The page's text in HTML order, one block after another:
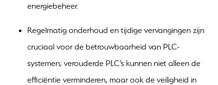
energiebeheer.
Regelmatig onderhoud en tijdige vervangingen zijn
cruciaal voor de betrouwbaarheid van PLC-
systemen; verouderde PLC’s kunnen niet alleen de
efficiëntie verminderen, maar ook de veiligheid in